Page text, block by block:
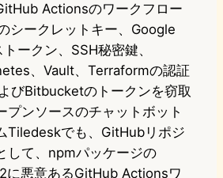
Actionsのワークフロー
シークレットキー、Google
ークン、SSH秘密鍵、
、Vault、Terraformの認証
びBitbucketのトークンを窃取
プンソースのチャットボット
Tiledeskでも、GitHubリポジ
して、npmパッケージの
に悪意あるGitHub Actionsワ